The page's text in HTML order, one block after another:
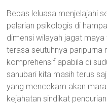
Bebas leluasa menjelajahi
pelarian psikologis di
dimensi wilayah jagat
terasa seutuhnya
komprehensif apabila di
sanubari kita masih terus
yang mencekam akan
kejahatan sindikat